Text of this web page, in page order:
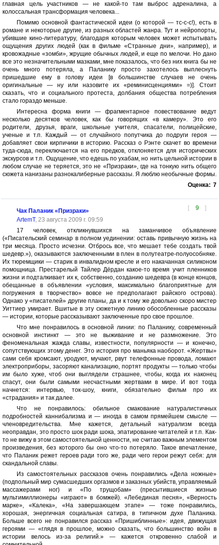
главная цель участников — не какой-то там выброс адреналина, а
колоссальная трансформация человека...
Помимо основной фантастической идеи (о которой — тс-с-с!), есть в
романе и некоторые другие, из разных областей жанра. Тут и нейропорты,
убившие кино-литературу, благодаря которым человек может испытывать
ощущения других людей (как в фильме «Странные дни», например), и
кровожадные «зомби», жрущие обычных людей, и еще по мелочи. Но дано
все это незначительными мазками, мне показалось, что без них книга бы не
очень много потеряла, а Паланику просто захотелось выплеснуть
пришедшие ему в голову идеи [в большинстве случаев не очень
оригинальные — ну или назовите их «реминисценциями» =)]. Стоит
сказать, что и социального протеста, долбания общества потребления
стало гораздо меньше.
Интересна форма книги — фрагментарное повествование ведут
несколько десятков человек, как бы говорящих «в камеру». Это его
родители, друзья, враги, школьные учителя, спасатели, полицейские,
ученые и т.п. Каждый — от случайного попутчика до подруги героя —
добавляет свои кирпичики в историю. Рассказ о Рэнте скачет во времени
туда-сюда, переключается на его предков, отклоняется для исторических
экскурсов и т.п. Ощущение, что едешь по ухабам, но нить цельной истории в
любом случае не теряется, это не «Призраки», где на тонкую нить общего
сюжета нанизаны разнокалиберные рассказы. Я люблю необычные формы.
Оценка: 7
[ 9 ]
Чак Паланик «Призраки»
ArtemT, 23 августа 2009 г. 09:59
17 человек, откликнувшихся на заманчивое объявление
(«Писательский семинар в полном уединении: оставь привычную жизнь на
три месяца. Просто исчезни. Отбрось все, что мешает тебе создать твой
шедевр.»), оказываются заключенными в плен в полутеатре-полуособняке.
Их тюремщики — старик в инвалидном кресле и его накачанная силиконом
помощница. Престарелый Тайлер Дёрдан какое-то время учит пленников
жизни и подталкивает их к, собственно, созданию шедевра (в конце концов,
обещанные в объявлении «условия, максимально благоприятные для
погружения в творчество» вовсе не предполагают райского острова).
Однако у «писателей» другие планы, да и к тому же довольно скоро мистер
Уиттиер умирает. Вшитые в эту сюжетную линию обособленные рассказы
— истории, которые рассказывают заключенные про свое прошлое.
Что мне понравилось в основной линии: по Паланику, современный
основной инстинкт — это не выживание и не размножение. Это
феноменальная жажда славы, известности, популярности — и конечно,
сопутствующих этому денег. Это история про маньяка наоборот. «Жертвы»
сами себя кромсают, уродуют, мучают, рвут телефонные провода, ломают
электроприборы, засоряют канализацию, портят продукты — только чтобы
им было хуже, чтоб они выглядели страшнее, чтобы, когда их наконец
спасут, они были самыми несчастными жертвами в мире. И вот тогда
начнется: интервью, ток-шоу, книги, обязательно фильм про их
«страдания» и так далее.
Что не понравилось: обильное смакование натуралистичных
подробностей каннибализма и — иногда в самом прямейшем смысле —
членовредительства. Мне кажется, детальный натурализм всегда
неоправдан, это просто шок ради шока, эпатирование читателей и т.п. Как-
то не вижу в этом самостоятельной ценности, не считаю важным элементом
произведения, без которого бы оно что-то потеряло. Такое впечатление,
что Паланик режет героев ради того же, ради чего герои режут себя: для
скандальной славы.
Из самостоятельных рассказов очень понравились «Дела ножные»
(подпольный мир сумасшедших оргазмов и заказных убийств, управляемый
массажерами ног) и «По трущобам» (пресытившиеся жизнью
мультимиллионеры «играют» в бомжей). «Лебединая песня», «Верность
марке», «Калека», «На завершающем этапе» — тоже понравились,
хорошая, энергичная социальная сатира, в типичном духе Паланика.
Больше всего не понравился рассказ «Пришиблинные»: идея, движущая
героями — «глядя в прошлое, можно сказать, что большинство войн в
истории велось из-за религий.» — кажется откровенно слабой и